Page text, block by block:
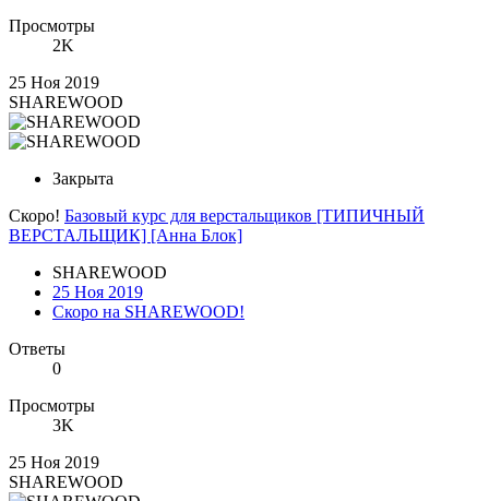
Просмотры
2K
25 Ноя 2019
SHAREWOOD
Закрыта
Скоро! Базовый курс для верстальщиков [ТИПИЧНЫЙ
ВЕРСТАЛЬЩИК] [Анна Блок]
SHAREWOOD
25 Ноя 2019
Скоро на SHAREWOOD!
Ответы
0
Просмотры
3K
25 Ноя 2019
SHAREWOOD